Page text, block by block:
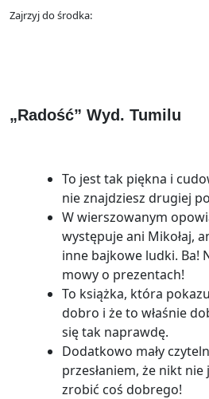
Zajrzyj do środka:
„Radość” Wyd. Tumilu
To jest tak piękna i
nie znajdziesz drugiej
W wierszowanym
występuje ani Mikołaj,
inne bajkowe ludki. Ba!
mowy o prezentach!
To książka, która
dobro i że to właśnie
się tak naprawdę.
Dodatkowo mały
przesłaniem, że nikt nie
zrobić coś dobrego!